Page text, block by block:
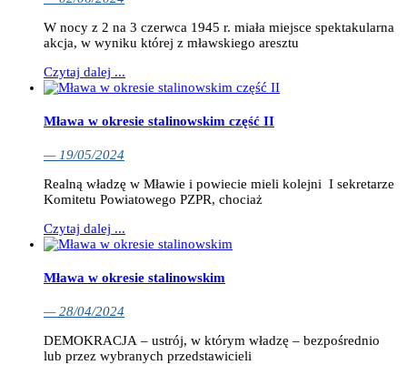
W nocy z 2 na 3 czerwca 1945 r. miała miejsce spektakularna
akcja, w wyniku której z mławskiego aresztu
Czytaj dalej ...
Mława w okresie stalinowskim część II
— 19/05/2024
Realną władzę w Mławie i powiecie mieli kolejni I sekretarze
Komitetu Powiatowego PZPR, chociaż
Czytaj dalej ...
Mława w okresie stalinowskim
— 28/04/2024
DEMOKRACJA – ustrój, w którym władzę – bezpośrednio
lub przez wybranych przedstawicieli